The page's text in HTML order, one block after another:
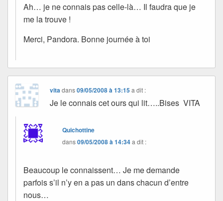
Ah… je ne connais pas celle-là… Il faudra que je
me la trouve !
Merci, Pandora. Bonne journée à toi
vitadans09/05/2008 à 13:15 a dit :
Je le connais cet ours qui lit…..Bises VITA
Quichottine
dans09/05/2008 à 14:34a dit :
Beaucoup le connaissent… Je me demande
parfois s’il n’y en a pas un dans chacun d’entre
nous…